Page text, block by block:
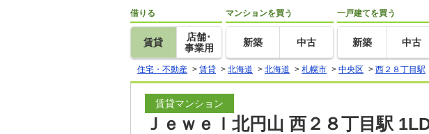
借りる
賃貸
店舗･
事業用
マンションを買う
新築 中古
一戸建てを買う
新築 中古
住宅・不動産 > 賃貸 > 北海道 > 北海道 > 札幌市 > 中央区 > 西２８丁目駅
賃貸マンション
Ｊｅｗｅｌ北円山 西２８丁目駅